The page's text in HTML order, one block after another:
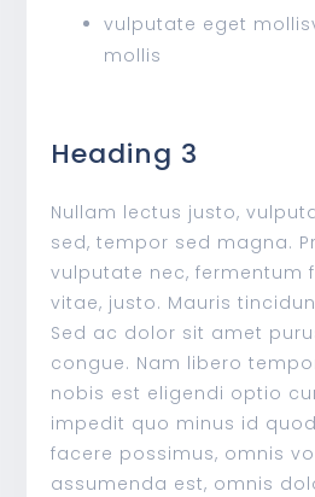
vulputate eget
mollis
Heading 3
Nullam lectus justo,
sed, tempor sed magna.
vulputate nec, fermentum
vitae, justo. Mauris
Sed ac dolor sit amet
congue. Nam libero
nobis est eligendi optio
impedit quo minus id
facere possimus, omnis
assumenda est, omnis